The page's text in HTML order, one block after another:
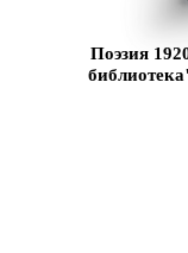
Поэзия